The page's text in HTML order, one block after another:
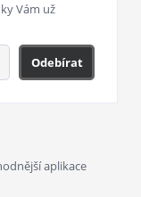
Vám už
Odebírat
aplikace